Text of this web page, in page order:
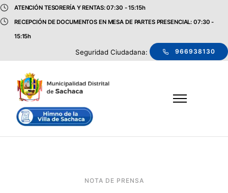
ATENCIÓN TESORERÍA Y RENTAS: 07:30 - 15:15h
RECEPCIÓN DE DOCUMENTOS EN MESA DE PARTES PRESENCIAL: 07:30 -
15:15h
Seguridad Ciudadana: 966938130
NOTA DE PRENSA